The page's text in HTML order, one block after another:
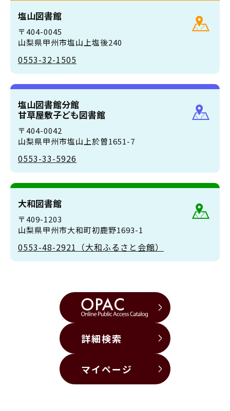
塩山図書館
〒404-0045
山梨県甲州市塩山上塩後240
0553-32-1505
塩山図書館分館
甘草屋敷子ども図書館
〒404-0042
山梨県甲州市塩山上於曽1651-7
0553-33-5926
大和図書館
〒409-1203
山梨県甲州市大和町初鹿野1693-1
0553-48-2921（大和ふるさと会館）
詳細検索
マイページ